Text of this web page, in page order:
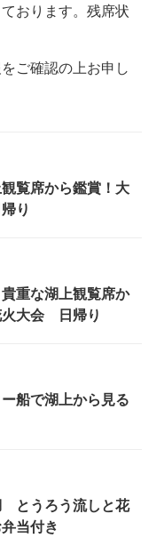
おります。残席状
ご確認の上お申し
覧席から鑑賞！大
り
重な湖上観覧席か
火大会 日帰り
船で湖上から見る
とうろう流しと花
当付き